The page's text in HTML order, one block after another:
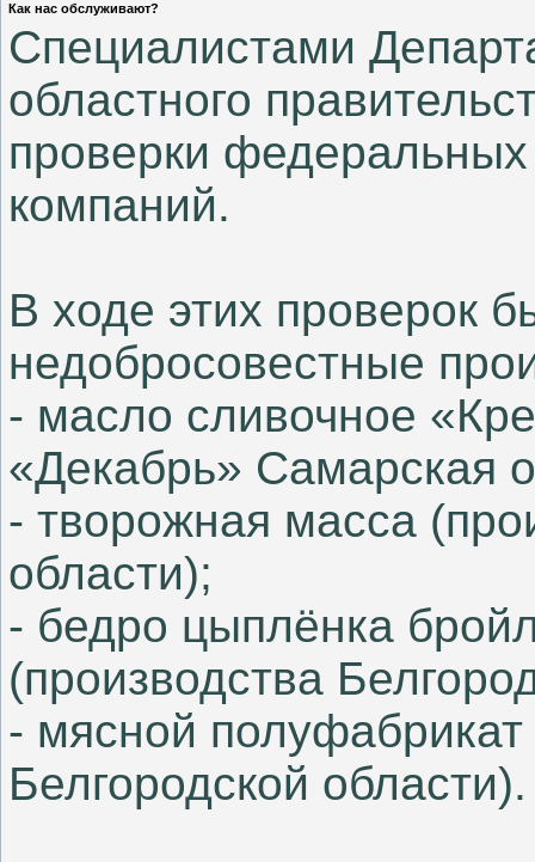
Как нас обслуживают?
Специалистами
областного
проверки
компаний.
В ходе этих проверок
недобросовестные
- масло сливочное
«Декабрь» Самарская
- творожная масса
области);
- бедро цыплёнка
(производства
- мясной
Белгородской области).